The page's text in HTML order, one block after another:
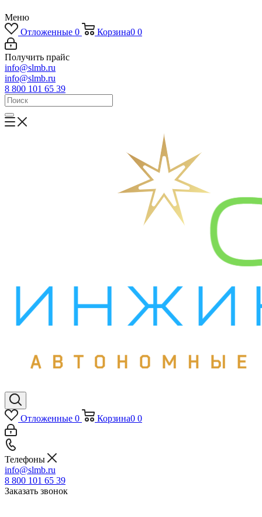
Меню
Отложенные 0 Корзина0 0
Получить прайс
info@slmb.ru
info@slmb.ru
8 800 101 65 39
Отложенные 0 Корзина0 0
Телефоны
info@slmb.ru
8 800 101 65 39
Заказать звонок